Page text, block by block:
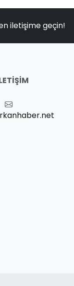
iletişime geçin!